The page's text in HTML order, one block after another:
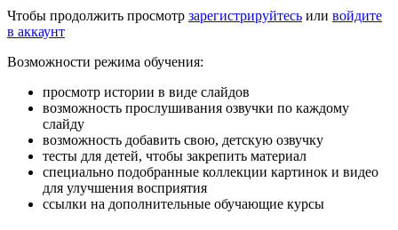
Чтобы продолжить просмотр зарегистрируйтесь или войдите
в аккаунт
Возможности режима обучения:
просмотр истории в виде слайдов
возможность прослушивания озвучки по каждому
слайду
возможность добавить свою, детскую озвучку
тесты для детей, чтобы закрепить материал
специально подобранные коллекции картинок и видео
для улучшения восприятия
ссылки на дополнительные обучающие курсы